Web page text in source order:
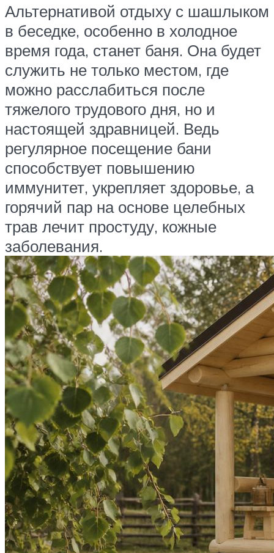
Альтернативой отдыху с шашлыком
в беседке, особенно в холодное
время года, станет баня. Она будет
служить не только местом, где
можно расслабиться после
тяжелого трудового дня, но и
настоящей здравницей. Ведь
регулярное посещение бани
способствует повышению
иммунитет, укрепляет здоровье, а
горячий пар на основе целебных
трав лечит простуду, кожные
заболевания.